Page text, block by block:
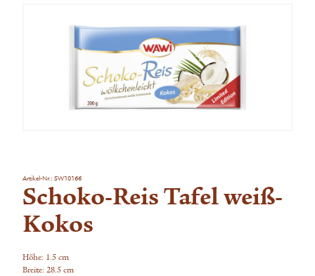
Artikel-Nr.:SW10166
Schoko-Reis Tafel weiß-
Kokos
Höhe: 1.5 cm
Breite: 28.5 cm